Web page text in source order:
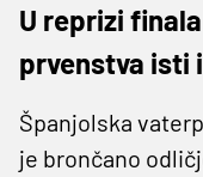
U reprizi
prvenstva isti
Španjolska
je brončano